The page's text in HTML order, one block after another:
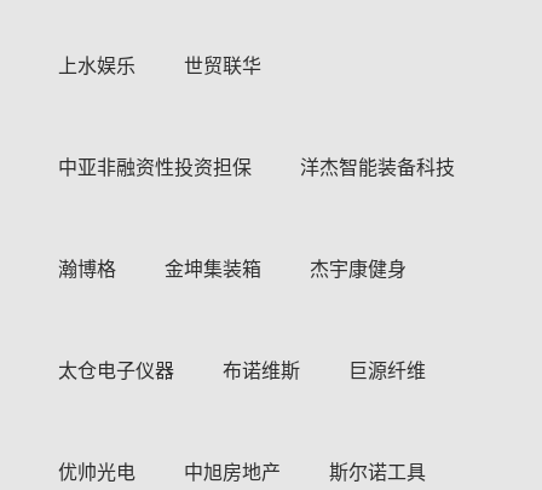
上水娱乐 世贸联华
中亚非融资性投资担保 洋杰智能装备科技
瀚博格 金坤集装箱 杰宇康健身
太仓电子仪器 布诺维斯 巨源纤维
优帅光电 中旭房地产 斯尔诺工具